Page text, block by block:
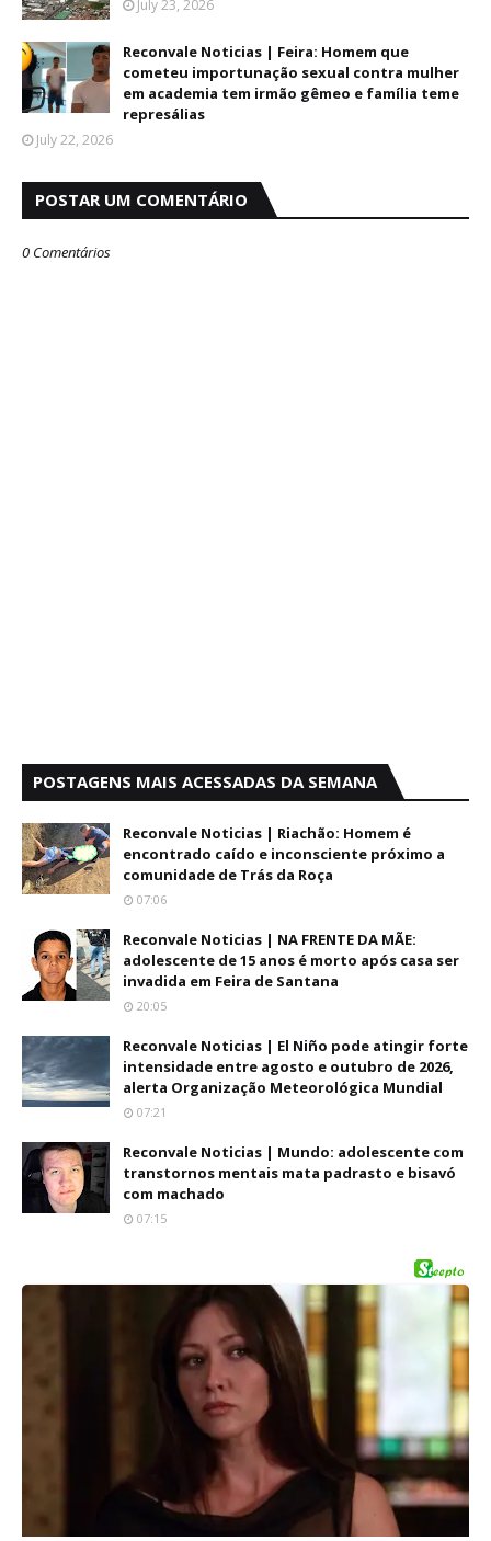
July 23, 2026
Reconvale Noticias | Feira: Homem que
cometeu importunação sexual contra mulher
em academia tem irmão gêmeo e família teme
represálias
July 22, 2026
POSTAR UM COMENTÁRIO
0 Comentários
POSTAGENS MAIS ACESSADAS DA SEMANA
Reconvale Noticias | Riachão: Homem é
encontrado caído e inconsciente próximo a
comunidade de Trás da Roça
07:06
Reconvale Noticias | NA FRENTE DA MÃE:
adolescente de 15 anos é morto após casa ser
invadida em Feira de Santana
20:05
Reconvale Noticias | El Niño pode atingir forte
intensidade entre agosto e outubro de 2026,
alerta Organização Meteorológica Mundial
07:21
Reconvale Noticias | Mundo: adolescente com
transtornos mentais mata padrasto e bisavó
com machado
07:15